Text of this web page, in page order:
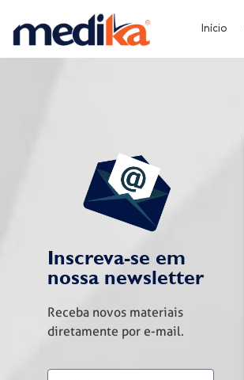
Início
Inscreva-se em
nossa newsletter
Receba novos materiais
diretamente por e-mail.